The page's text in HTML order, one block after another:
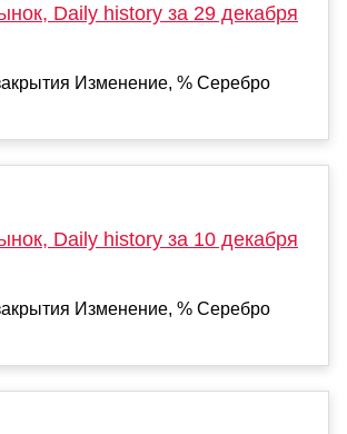
Daily history за 29 декабря
Изменение, % Серебро
Daily history за 10 декабря
Изменение, % Серебро